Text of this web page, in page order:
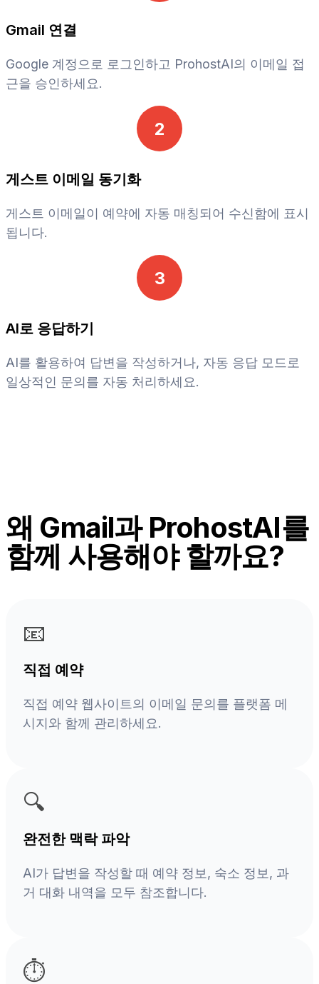
Gmail 연결
Google 계정으로 로그인하고 ProhostAI의 이메일 접
근을 승인하세요.
2
게스트 이메일 동기화
게스트 이메일이 예약에 자동 매칭되어 수신함에 표시
됩니다.
3
AI로 응답하기
AI를 활용하여 답변을 작성하거나, 자동 응답 모드로
일상적인 문의를 자동 처리하세요.
왜 Gmail과 ProhostAI를
함께 사용해야 할까요?
📧
직접 예약
직접 예약 웹사이트의 이메일 문의를 플랫폼 메
시지와 함께 관리하세요.
🔍
완전한 맥락 파악
AI가 답변을 작성할 때 예약 정보, 숙소 정보, 과
거 대화 내역을 모두 참조합니다.
⏱️